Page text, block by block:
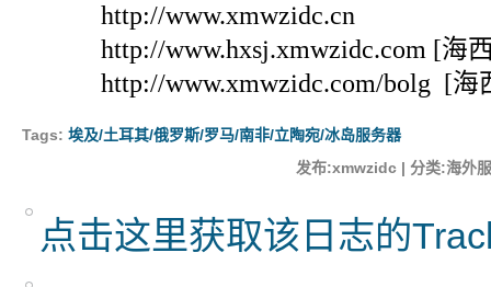
http://www.xmwzidc.cn
http://www.hxsj.xmwzidc.com [海西
http://www.xmwzidc.com/bolg [海
Tags: 埃及/土耳其/俄罗斯/罗马/南非/立陶宛/冰岛服务器
发布:xmwzidc | 分类:海外
点击这里获取该日志的